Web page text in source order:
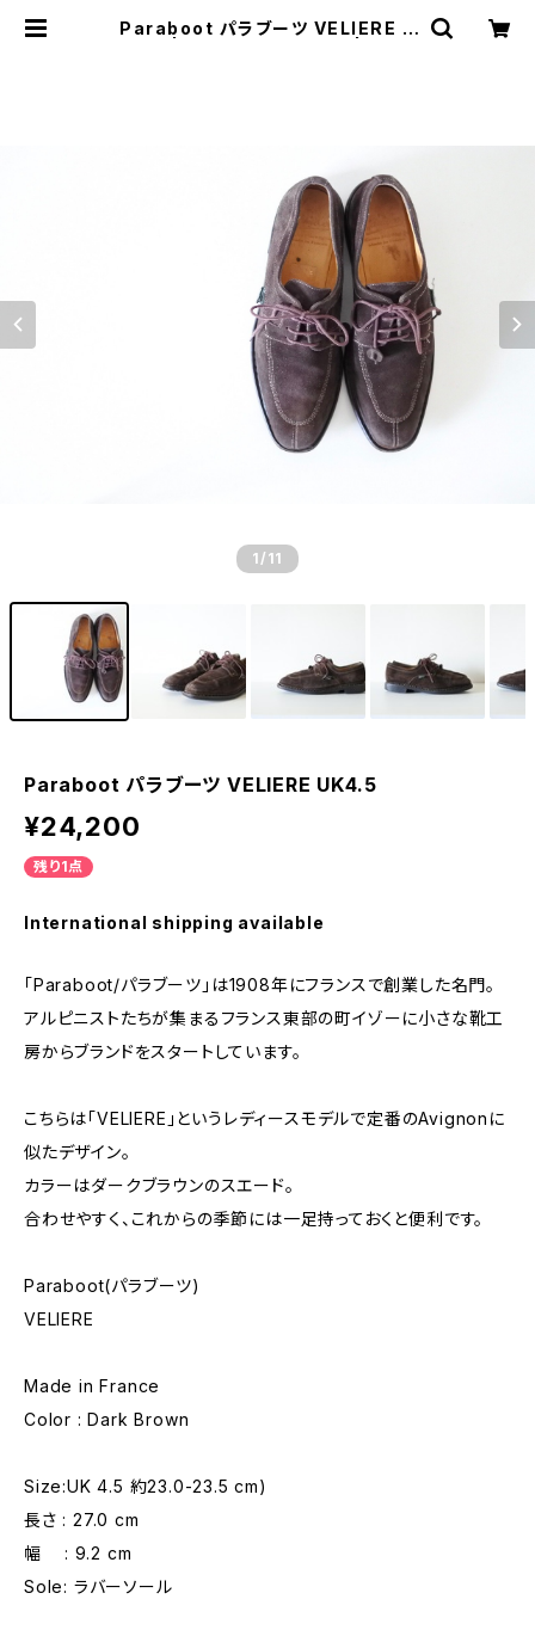
Paraboot パラブーツ VELIERE U
1 /11
Paraboot パラブーツ VELIERE UK4.5
¥24,200
残り1点
International shipping available
「Paraboot/パラブーツ」は1908年にフランスで創業した名門。
アルピニストたちが集まるフランス東部の町イゾーに小さな靴工
房からブランドをスタートしています。
こちらは「VELIERE」というレディースモデルで定番のAvignonに
似たデザイン。
カラーはダークブラウンのスエード。
合わせやすく、これからの季節には一足持っておくと便利です。
Paraboot(パラブーツ)
VELIERE
Made in France
Color : Dark Brown
Size:UK 4.5 約23.0-23.5 cm)
長さ : 27.0 cm
幅 : 9.2 cm
Sole: ラバーソール